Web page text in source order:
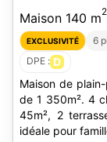
Maison 140 m2
EXCLUSIVITÉ 6
DPE : D
Maison de
de 1 350m². 4
45m², 2
idéale pour